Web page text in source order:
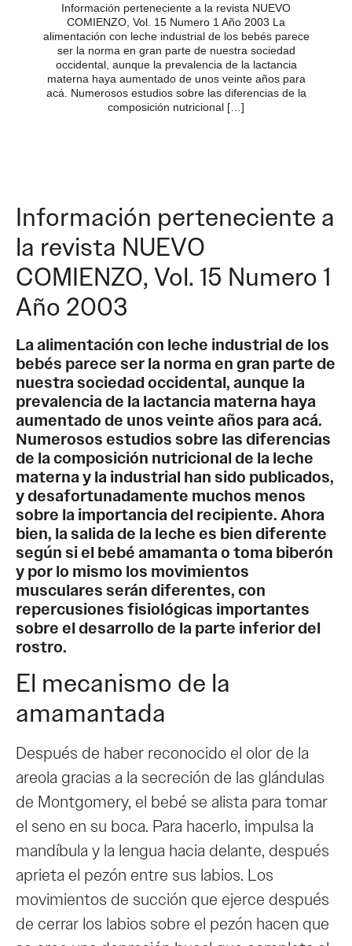
Información perteneciente a la revista NUEVO
COMIENZO, Vol. 15 Numero 1 Año 2003 La
alimentación con leche industrial de los bebés parece
ser la norma en gran parte de nuestra sociedad
occidental, aunque la prevalencia de la lactancia
materna haya aumentado de unos veinte años para
acá. Numerosos estudios sobre las diferencias de la
composición nutricional […]
Información perteneciente a
la revista NUEVO
COMIENZO, Vol. 15 Numero 1
Año 2003
La alimentación con leche industrial de los
bebés parece ser la norma en gran parte de
nuestra sociedad occidental, aunque la
prevalencia de la lactancia materna haya
aumentado de unos veinte años para acá.
Numerosos estudios sobre las diferencias
de la composición nutricional de la leche
materna y la industrial han sido publicados,
y desafortunadamente muchos menos
sobre la importancia del recipiente. Ahora
bien, la salida de la leche es bien diferente
según si el bebé amamanta o toma biberón
y por lo mismo los movimientos
musculares serán diferentes, con
repercusiones fisiológicas importantes
sobre el desarrollo de la parte inferior del
rostro.
El mecanismo de la
amamantada
Después de haber reconocido el olor de la
areola gracias a la secreción de las glándulas
de Montgomery, el bebé se alista para tomar
el seno en su boca. Para hacerlo, impulsa la
mandíbula y la lengua hacia delante, después
aprieta el pezón entre sus labios. Los
movimientos de succión que ejerce después
de cerrar los labios sobre el pezón hacen que